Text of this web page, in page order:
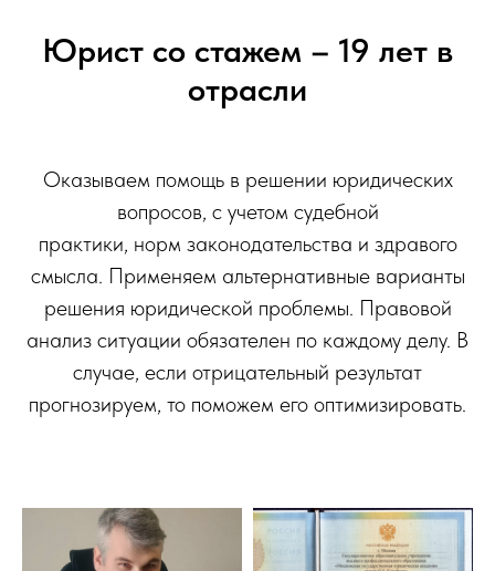
Юрист со стажем – 19 лет в
отрасли
Оказываем помощь в решении юридических
вопросов, с учетом судебной
практики, норм законодательства и здравого
смысла. Применяем альтернативные варианты
решения юридической проблемы. Правовой
анализ ситуации обязателен по каждому делу. В
случае, если отрицательный результат
прогнозируем, то поможем его оптимизировать.